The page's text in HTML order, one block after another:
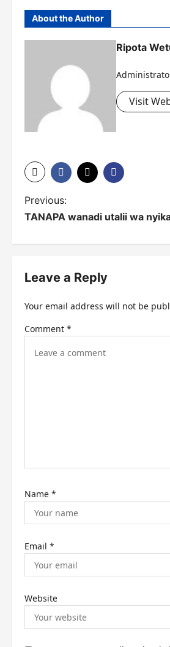
About the Author
Ripota
Visit
P
o
s
t
a
v
o
n
Previous:
TANAPA wanadi utalii wa
Leave a Reply
Your email address will not be
Comment *
Name *
Email *
Website